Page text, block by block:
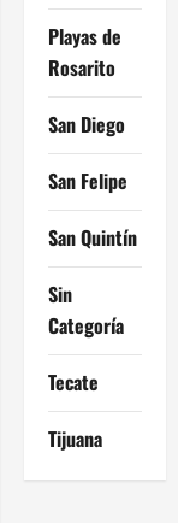
Playas de
Rosarito
San Diego
San Felipe
San Quintín
Sin
Categoría
Tecate
Tijuana